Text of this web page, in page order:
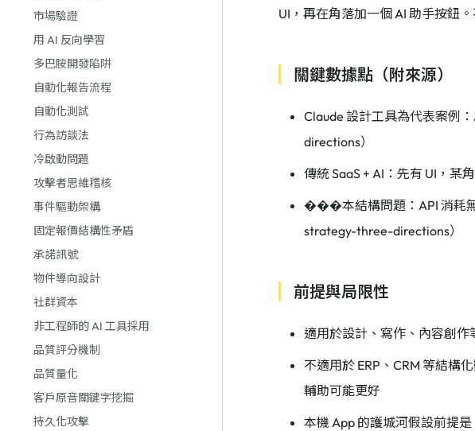
市場驗證
用 AI 反向學習
多巴胺開發陷阱
自動化報告流程
自動化測試
行為訪談法
冷啟動問題
攻擊者思維稽核
事件驅動架構
固定報價結構性矛盾
承諾訊號
物件導向設計
社群資本
非工程師的 AI 工具採用
品質評分機制
品質量化
客戶原音關鍵字挖掘
持久化攻擊
UI，再在角落加一個 AI 助手按鈕
關鍵數據點（附來源）
Claude 設計工具為代表案例
directions）
傳統 SaaS + AI：先有 UI，
���本結構問題：API 消耗
strategy-three-directions）
前提與局限性
適用於設計、寫作、內容創作
不適用於 ERP、CRM 等結構
輔助可能更好
本機 App 的護城河假設前提